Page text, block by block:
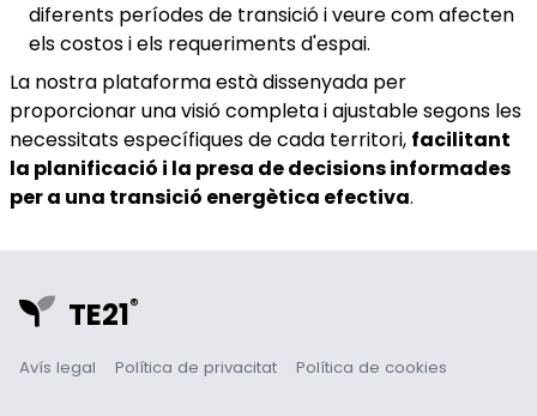
diferents períodes de transició i veure com afecten
els costos i els requeriments d'espai.
La nostra plataforma està dissenyada per
proporcionar una visió completa i ajustable segons les
necessitats específiques de cada territori, facilitant
la planificació i la presa de decisions informades
per a una transició energètica efectiva.
TE21®
Avís legal Política de privacitat Política de cookies